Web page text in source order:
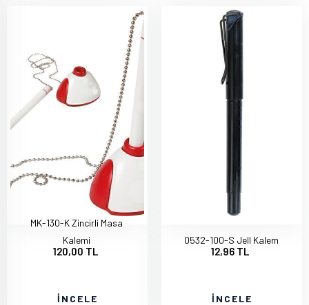
MK-130-K Zincirli Masa
Kalemi
120,00 TL
İNCELE
0532-100-S Jell Kalem
12,96 TL
İNCELE